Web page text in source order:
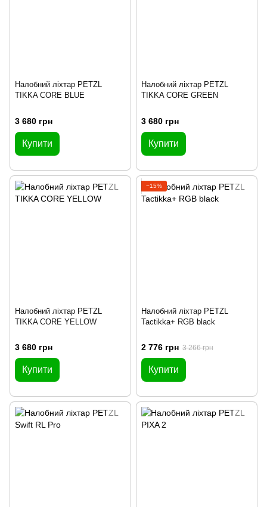
Налобний ліхтар PETZL
TIKKA CORE BLUE
3 680 грн
Купити
Налобний ліхтар PETZL
TIKKA CORE GREEN
3 680 грн
Купити
Налобний ліхтар PETZL
TIKKA CORE YELLOW
3 680 грн
Купити
−15%
Налобний ліхтар PETZL
Tactikka+ RGB black
2 776 грн 3 266 грн
Купити